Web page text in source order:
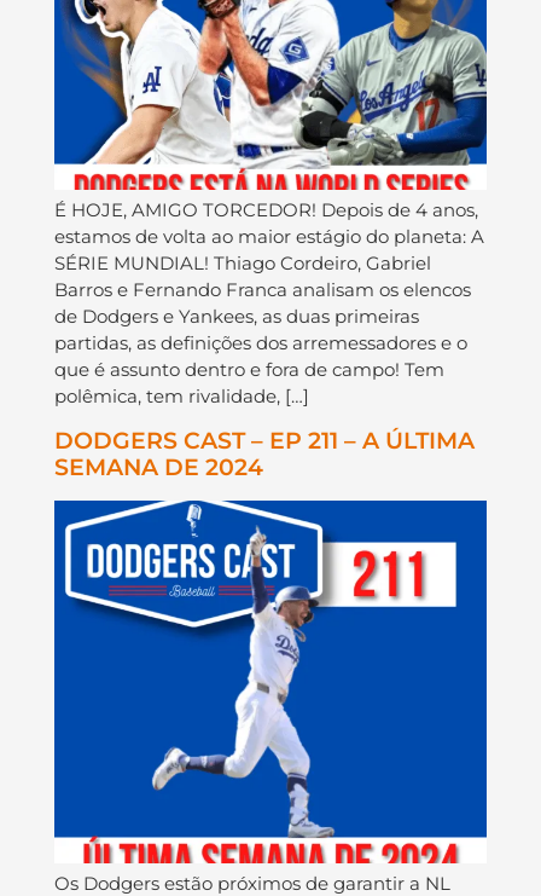
É HOJE, AMIGO TORCEDOR! Depois de 4 anos,
estamos de volta ao maior estágio do planeta: A
SÉRIE MUNDIAL! Thiago Cordeiro, Gabriel
Barros e Fernando Franca analisam os elencos
de Dodgers e Yankees, as duas primeiras
partidas, as definições dos arremessadores e o
que é assunto dentro e fora de campo! Tem
polêmica, tem rivalidade, […]
DODGERS CAST – EP 211 – A ÚLTIMA
SEMANA DE 2024
Os Dodgers estão próximos de garantir a NL